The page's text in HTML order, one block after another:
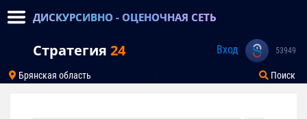
ДИСКУРСИВНО - ОЦЕНОЧНАЯ СЕТЬ
Стратегия 24 Вход 53949
Брянская область Поиск